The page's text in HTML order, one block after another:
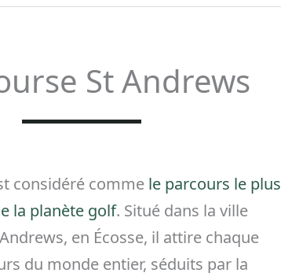
St Andrews
considéré comme le parcours le plus
la planète golf. Situé dans la ville
en Écosse, il attire chaque
du monde entier, séduits par la